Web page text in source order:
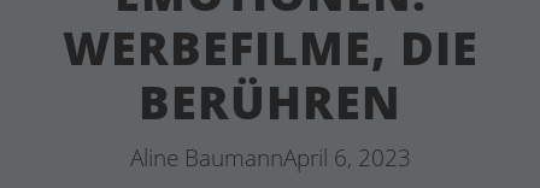
WERBEFILME, DIE
BERÜHREN
Aline BaumannApril 6, 2023